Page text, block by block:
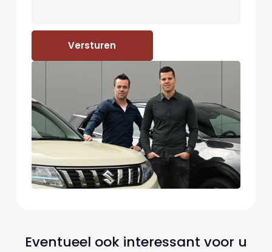
Versturen
Eventueel ook interessant voor u